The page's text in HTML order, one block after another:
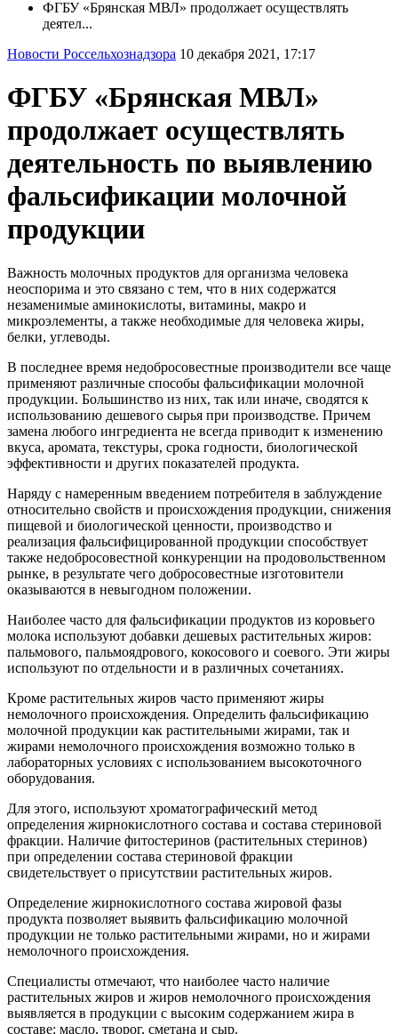
ФГБУ «Брянская МВЛ» продолжает осуществлять
деятел...
Новости Россельхознадзора 10 декабря 2021, 17:17
ФГБУ «Брянская МВЛ»
продолжает осуществлять
деятельность по выявлению
фальсификации молочной
продукции
Важность молочных продуктов для организма человека
неоспорима и это связано с тем, что в них содержатся
незаменимые аминокислоты, витамины, макро и
микроэлементы, а также необходимые для человека жиры,
белки, углеводы.
В последнее время недобросовестные производители все чаще
применяют различные способы фальсификации молочной
продукции. Большинство из них, так или иначе, сводятся к
использованию дешевого сырья при производстве. Причем
замена любого ингредиента не всегда приводит к изменению
вкуса, аромата, текстуры, срока годности, биологической
эффективности и других показателей продукта.
Наряду с намеренным введением потребителя в заблуждение
относительно свойств и происхождения продукции, снижения
пищевой и биологической ценности, производство и
реализация фальсифицированной продукции способствует
также недобросовестной конкуренции на продовольственном
рынке, в результате чего добросовестные изготовители
оказываются в невыгодном положении.
Наиболее часто для фальсификации продуктов из коровьего
молока используют добавки дешевых растительных жиров:
пальмового, пальмоядрового, кокосового и соевого. Эти жиры
используют по отдельности и в различных сочетаниях.
Кроме растительных жиров часто применяют жиры
немолочного происхождения. Определить фальсификацию
молочной продукции как растительными жирами, так и
жирами немолочного происхождения возможно только в
лабораторных условиях с использованием высокоточного
оборудования.
Для этого, используют хроматографический метод
определения жирнокислотного состава и состава стериновой
фракции. Наличие фитостеринов (растительных стеринов)
при определении состава стериновой фракции
свидетельствует о присутствии растительных жиров.
Определение жирнокислотного состава жировой фазы
продукта позволяет выявить фальсификацию молочной
продукции не только растительными жирами, но и жирами
немолочного происхождения.
Специалисты отмечают, что наиболее часто наличие
растительных жиров и жиров немолочного происхождения
выявляется в продукции с высоким содержанием жира в
составе: масло, творог, сметана и сыр.